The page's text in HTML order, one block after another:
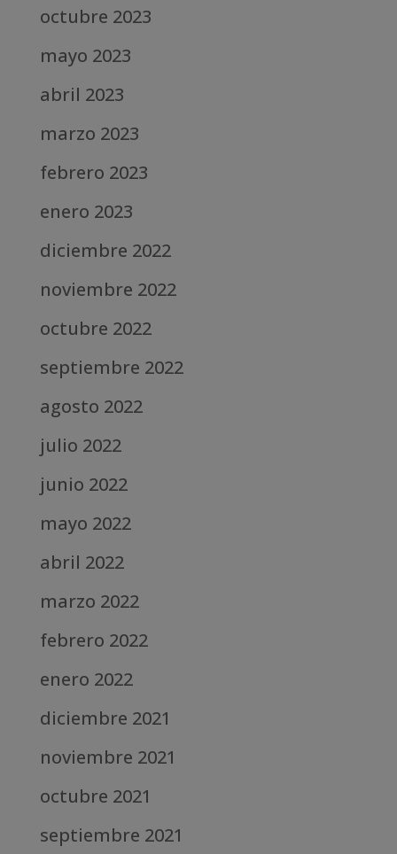
octubre 2023
mayo 2023
abril 2023
marzo 2023
febrero 2023
enero 2023
diciembre 2022
noviembre 2022
octubre 2022
septiembre 2022
agosto 2022
julio 2022
junio 2022
mayo 2022
abril 2022
marzo 2022
febrero 2022
enero 2022
diciembre 2021
noviembre 2021
octubre 2021
septiembre 2021